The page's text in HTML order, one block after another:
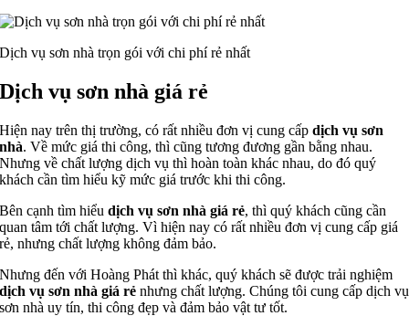
Dịch vụ sơn nhà trọn gói với chi phí rẻ nhất
Dịch vụ sơn nhà giá rẻ
Hiện nay trên thị trường, có rất nhiều đơn vị cung cấpdịch vụ sơn
nhà. Về mức giá thi công, thì cũng tương đương gần bằng nhau.
Nhưng về chất lượng dịch vụ thì hoàn toàn khác nhau, do đó quý
khách cần tìm hiểu kỹ mức giá trước khi thi công.
Bên cạnh tìm hiểudịch vụ sơn nhà giá rẻ, thì quý khách cũng cần
quan tâm tới chất lượng. Vì hiện nay có rất nhiều đơn vị cung cấp giá
rẻ, nhưng chất lượng không đảm bảo.
Nhưng đến với Hoàng Phát thì khác, quý khách sẽ được trải nghiệm
dịch vụ sơn nhà giá rẻ nhưng chất lượng. Chúng tôi cung cấp dịch vụ
sơn nhà uy tín, thi công đẹp và đảm bảo vật tư tốt.